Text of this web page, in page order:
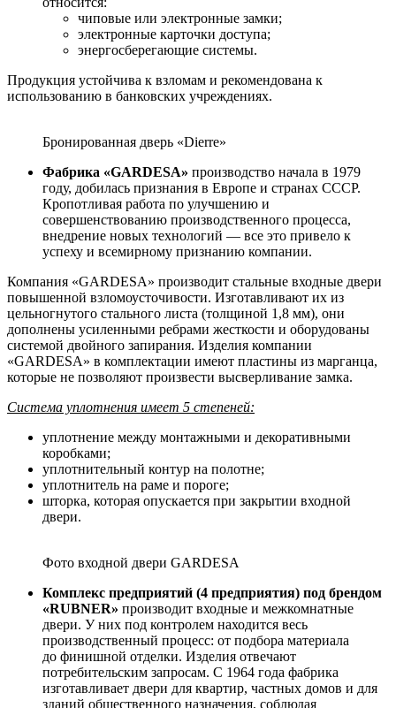
чиповые или электронные замки;
электронные карточки доступа;
энергосберегающие системы.
Продукция устойчива к взломам и рекомендована к
использованию в банковских учреждениях.
Бронированная дверь «Dierre»
Фабрика «GARDESA» производство начала в 1979
году, добилась признания в Европе и странах СССР.
Кропотливая работа по улучшению и
совершенствованию производственного процесса,
внедрение новых технологий — все это привело к
успеху и всемирному признанию компании.
Компания «GARDESA» производит стальные входные двери
повышенной взломоусточивости. Изготавливают их из
цельногнутого стального листа (толщиной 1,8 мм), они
дополнены усиленными ребрами жесткости и оборудованы
системой двойного запирания. Изделия компании
«GARDESA» в комплектации имеют пластины из марганца,
которые не позволяют произвести высверливание замка.
Система уплотнения имеет 5 степеней:
уплотнение между монтажными и декоративными
коробками;
уплотнительный контур на полотне;
уплотнитель на раме и пороге;
шторка, которая опускается при закрытии входной
двери.
Фото входной двери GARDESA
Комплекс предприятий (4 предприятия) под брендом
«RUBNER» производит входные и межкомнатные
двери. У них под контролем находится весь
производственный процесс: от подбора материала
до финишной отделки. Изделия отвечают
потребительским запросам. С 1964 года фабрика
изготавливает двери для квартир, частных домов и для
зданий общественного назначения, соблюдая